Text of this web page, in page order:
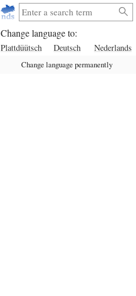
Change language to:
Plattdüütsch Deutsch Nederlands
Change language permanently